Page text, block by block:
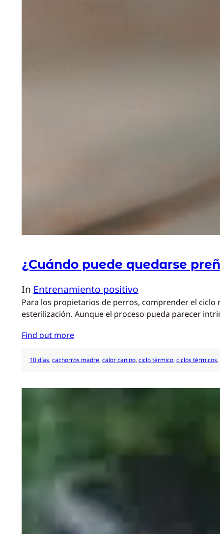
¿Cuándo puede quedarse
In Entrenamiento positivo
Para los propietarios de perros, comprender el
esterilización. Aunque el proceso pueda parecer
Find out more
10 días, cachorros madre, calor canino, ciclo térmico, ciclos térmicos,